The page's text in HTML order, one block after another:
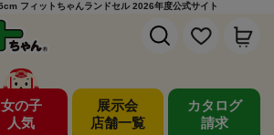
フィットちゃんランドセル 2026年度公式サイト
女の子
人気
展示会
店舗一覧
カタログ
請求